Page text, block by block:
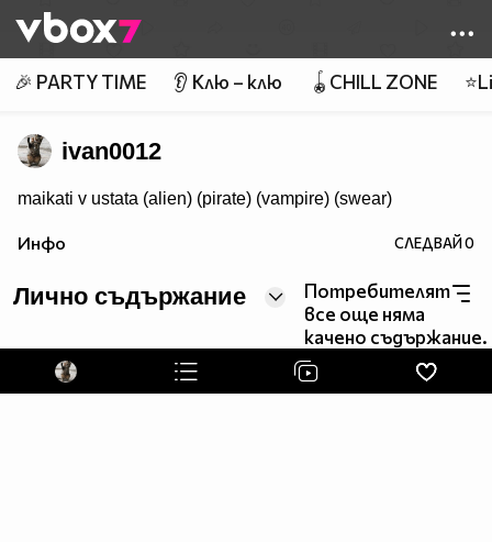
👾
🎉 PARTY TIME 👂 Клю – клю 🪀CHILL ZONE
ivan0012
maikati v ustata (alien) (pirate) (vampire) (swear)
Инфо СЛЕДВАЙ0
Лично съдържание
Потребителят
все още няма
качено съдържание.